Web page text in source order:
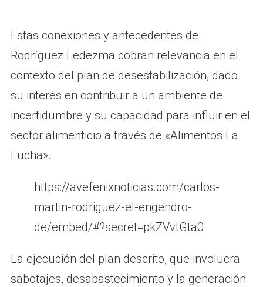
Estas conexiones y antecedentes de
Rodríguez Ledezma cobran relevancia en el
contexto del plan de desestabilización, dado
su interés en contribuir a un ambiente de
incertidumbre y su capacidad para influir en el
sector alimenticio a través de «Alimentos La
Lucha».
https://avefenixnoticias.com/carlos-
martin-rodriguez-el-engendro-
de/embed/#?secret=pkZVvtGta0
La ejecución del plan descrito, que involucra
sabotajes, desabastecimiento y la generación